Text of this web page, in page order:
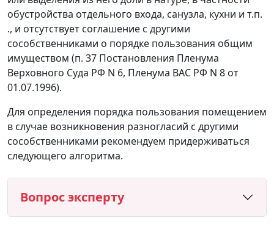
обустройства отдельного входа, санузла, кухни и т.п.
., и отсутствует соглашение с другими
сособственниками о порядке пользования общим
имуществом (п. 37 Постановления Пленума
Верховного Суда РФ N 6, Пленума ВАС РФ N 8 от
01.07.1996).
Для определения порядка пользования помещением
в случае возникновения разногласий с другими
сособственниками рекомендуем придерживаться
следующего алгоритма.
Вопрос эксперту